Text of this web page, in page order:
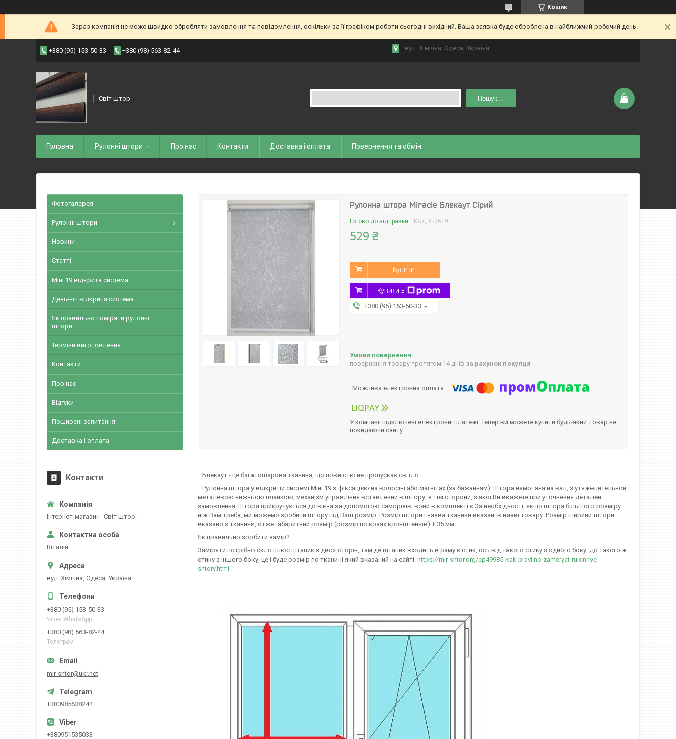
Кошик
Зараз компанія не може швидко обробляти замовлення та повідомлення, оскільки за її графіком роботи сьогодні вихідний. Ваша заявка буде оброблена в найближчий робочий день.
+380 (95) 153-50-33 +380 (98) 563-82-44 вул. Хiмiчна, Одеса, Україна
Світ штор Пошук...
Головна Рулоннi штори Про нас Контакти Доставка і оплата Повернення та обмiн
Рулонна штора Miracle Блекаут Сірий
Готово до відправки Код: С-0619
529 ₴
Купити
Купити з
+380 (95) 153-50-33
повернення товару протягом 14 днів за рахунок покупця
У компанії підключені електронні платежі. Тепер ви можете купити будь-який товар не
покидаючи сайту.
Блекаут - це багатошарова тканина, що повністю не пропускає світло.
Рулонна штора у відкритій системі Міні 19 з фіксацією на волосіні або магнітах (за бажанням). Штора намотана на вал, з утяжелительной
металевою нижньою планкою, механізм управління вставлений в штору, з тієї сторони, з якої Ви вкажете при уточнення деталей
замовлення. Штора прикручується до вікна за допомогою саморізів, вони в комплекті є.За необхідності, якщо штора більшого розміру
ніж Вам треба, ми можемо зробити штору під Ваш розмір. Розмір штори і назва тканини вказані в назві товару. Розмір ширини штори
вказано з тканини, отже габаритний розмір (розмір по краях кронштейнів) + 35 мм.
Як правильно зробити замір?
Заміряти потрібно скло плюс штапик з двох сторін, там де штапик входить в раму є стик, ось від такого стику з одного боку, до такого ж
стику з іншого боку, це і буде розмір по тканині який вказаний на сайті. https://mir-shtor.org/cp49985-kak-pravilno-zameryat-rulonnye-
shtory.html
Фотогалерея
Рулонні штори
Новини
Статті
Міні 19 відкрита система
День-ніч відкрита система
Як правильно поміряти рулонні
штори
Терміни виготовлення
Контакти
Про нас
Відгуки
Поширені запитання
Доставка і оплата
Контакти
Iнтернет-магазин "Свiт штор"
Вiталiй
вул. Хiмiчна, Одеса, Україна
+380 (95) 153-50-33
Viber, WhatsApp
+380 (98) 563-82-44
Телеграм
mir-shtor@ukr.net
+380985638244
+380951535033